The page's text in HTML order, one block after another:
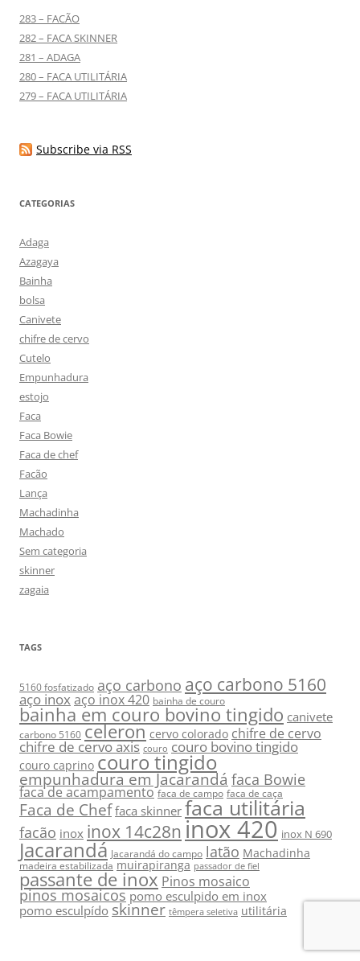
283 – FACÃO
282 – FACA SKINNER
281 – ADAGA
280 – FACA UTILITÁRIA
279 – FACA UTILITÁRIA
Subscribe via RSS
CATEGORIAS
Adaga
Azagaya
Bainha
bolsa
Canivete
chifre de cervo
Cutelo
Empunhadura
estojo
Faca
Faca Bowie
Faca de chef
Facão
Lança
Machadinha
Machado
Sem categoria
skinner
zagaia
TAGS
5160 fosfatizado aço carbono aço carbono 5160
aço inoxaço inox 420 bainha de couro
bainha em couro bovino tingido canivete
carbono 5160 celeron cervo colorado chifre de cervo
chifre de cervo axis couro couro bovino tingido
couro caprino couro tingido
empunhadura em Jacarandá faca Bowie
faca de acampamento faca de campo faca de caça
Faca de Chef faca skinner faca utilitária
facão inox inox 14c28ninox 420 inox N 690
Jacarandá Jacarandá do campo latão Machadinha
madeira estabilizada muirapiranga passador de fiel
passante de inox Pinos mosaico
pinos mosaicos pomo esculpido em inox
pomo esculpído skinner têmpera seletiva utilitária